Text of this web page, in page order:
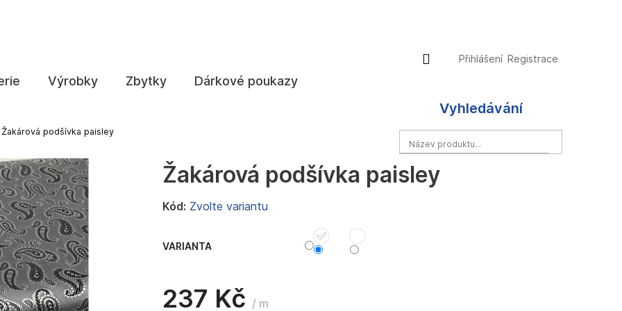
Výrobky Zbytky Dárkové poukazy
Přihlášení
Přihlášení Registrace
Vyhledávání
Žakárová podšívka paisley
Žakárová podšívka paisley
Kód: Zvolte variantu
VARIANTA
237 Kč / m
Co potřebujete najít?
Doporučujeme